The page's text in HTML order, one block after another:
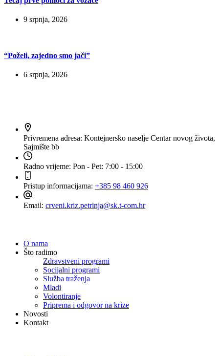
9 srpnja, 2026
“Poželi, zajedno smo jači”
6 srpnja, 2026
Privremena adresa: Kontejnersko naselje Centar novog života,
Sajmište bb
Radno vrijeme: Pon - Pet: 7:00 - 15:00
Pristup informacijama: +385 98 460 926
Email: crveni.kriz.petrinja@sk.t-com.hr
O nama
Što radimo
Zdravstveni programi
Socijalni programi
Služba traženja
Mladi
Volontiranje
Priprema i odgovor na krize
Novosti
Kontakt